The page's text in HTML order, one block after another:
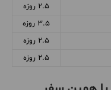
2.5 روزه
3.5 روزه
2.5 روزه
2.5 روزه